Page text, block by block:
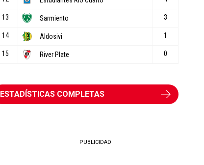
ESTADÍSTICAS COMPLETAS
PUBLICIDAD